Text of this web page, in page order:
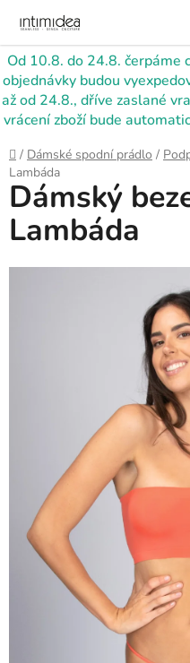
obsah
Od 10.8. do 24.8. čerpáme
objednávky budou
až od 24.8., dříve zaslané
vrácení zboží bude
Domů
/ Dámské spodní prádlo /
Lambáda
Dámský
Lambáda